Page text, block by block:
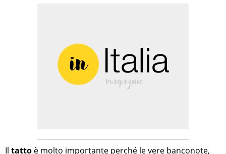
Il tatto è molto importante perché le vere banconote,